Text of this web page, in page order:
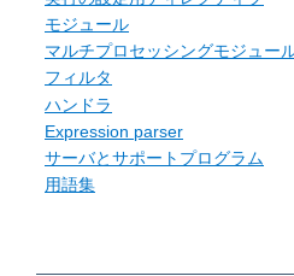
モジュール
マルチプロセッシングモジュー
フィルタ
ハンドラ
Expression parser
サーバとサポートプログラム
用語集